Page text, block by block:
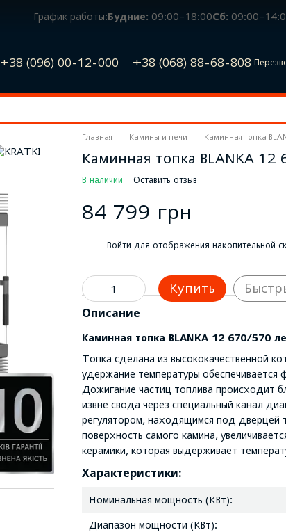
График работы:Будние: 09:00–18:00Сб:
+38 (096) 00-12-000 +38 (068) 88-68-808
Главная Камины и печи Каминная топка
Каминная топка BLANKA 12
В наличии Оставить отзыв
84 799 грн
Войти для отображения накопительной
Купить
Описание
Каминная топка BLANKA 12 670/570
Топка сделана из высококачественной
удержание температуры
Дожигание частиц топлива происходит
извне свода через специальный канал
регулятором, находящимся под дверцей
поверхность самого камина,
керамики, которая выдерживает
Характеристики:
Номинальная мощность (КВт):
Диапазон мощности (КВт):